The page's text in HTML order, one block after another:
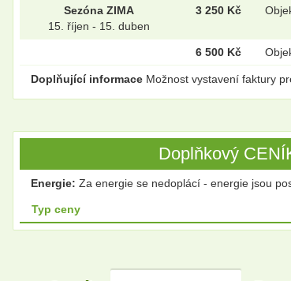
Sezóna ZIMA
15. říjen - 15. duben
3 250 Kč
6 500 Kč
Doplňující informace Možnost vystavení faktury
Doplňkový
Energie: Za energie se nedoplácí - energie jsou
Typ ceny